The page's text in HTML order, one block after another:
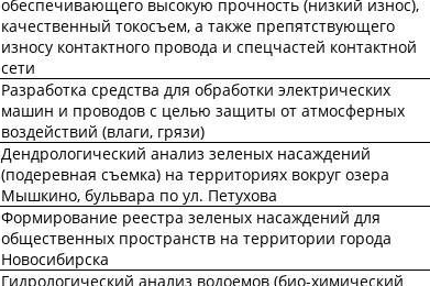
обеспечивающего высокую прочность (низкий износ),
качественный токосъем, а также препятствующего
износу контактного провода и спецчастей контактной
сети
Разработка средства для обработки электрических
машин и проводов с целью защиты от атмосферных
воздействий (влаги, грязи)
Дендрологический анализ зеленых насаждений
(подеревная съемка) на территориях вокруг озера
Мышкино, бульвара по ул. Петухова
Формирование реестра зеленых насаждений для
общественных пространств на территории города
Новосибирска
Гидрологический анализ водоемов (био-химический